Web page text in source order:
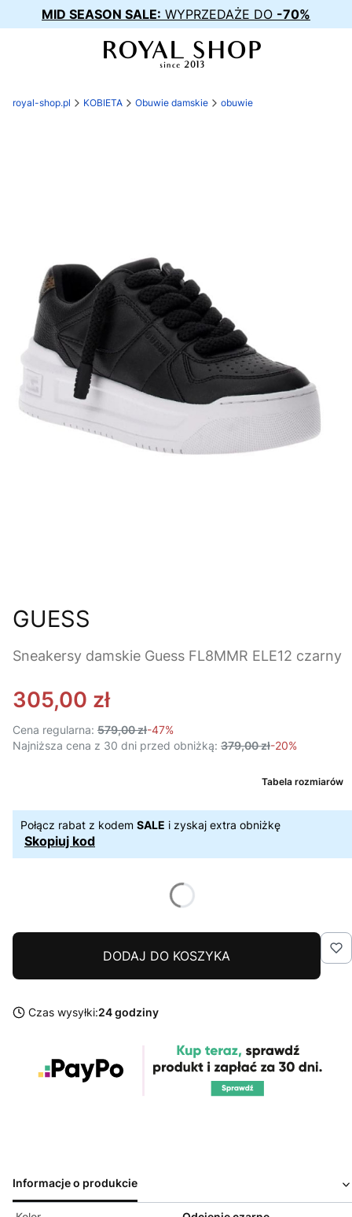
MID SEASON SALE: WYPRZEDAŻE DO -70%
royal-shop.pl KOBIETA Obuwie damskie obuwie
GUESS
Sneakersy damskie Guess FL8MMR ELE12 czarny
305,00 zł
Cena regularna: 579,00 zł-47%
Najniższa cena z 30 dni przed obniżką: 379,00 zł-20%
Tabela rozmiarów
Połącz rabat z kodem SALE i zyskaj extra obniżkę
Skopiuj kod
DODAJ DO KOSZYKA
Czas wysyłki:24 godziny
Informacje o produkcie